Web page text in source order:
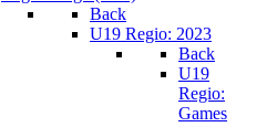
Back
U19 Regio: 2023
Back
U19
Regio:
Games